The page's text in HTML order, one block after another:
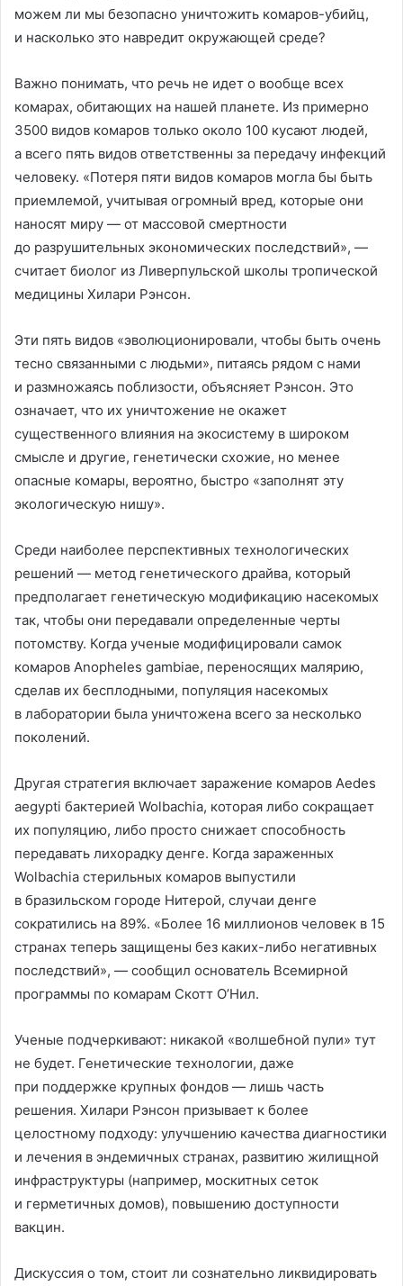
можем ли мы безопасно уничтожить комаров-убийц,
и насколько это навредит окружающей среде?
Важно понимать, что речь не идет о вообще всех
комарах, обитающих на нашей планете. Из примерно
3500 видов комаров только около 100 кусают людей,
а всего пять видов ответственны за передачу инфекций
человеку. «Потеря пяти видов комаров могла бы быть
приемлемой, учитывая огромный вред, которые они
наносят миру — от массовой смертности
до разрушительных экономических последствий», —
считает биолог из Ливерпульской школы тропической
медицины Хилари Рэнсон.
Эти пять видов «эволюционировали, чтобы быть очень
тесно связанными с людьми», питаясь рядом с нами
и размножаясь поблизости, объясняет Рэнсон. Это
означает, что их уничтожение не окажет
существенного влияния на экосистему в широком
смысле и другие, генетически схожие, но менее
опасные комары, вероятно, быстро «заполнят эту
экологическую нишу».
Среди наиболее перспективных технологических
решений — метод генетического драйва, который
предполагает генетическую модификацию насекомых
так, чтобы они передавали определенные черты
потомству. Когда ученые модифицировали самок
комаров Anopheles gambiae, переносящих малярию,
сделав их бесплодными, популяция насекомых
в лаборатории была уничтожена всего за несколько
поколений.
Другая стратегия включает заражение комаров Aedes
aegypti бактерией Wolbachia, которая либо сокращает
их популяцию, либо просто снижает способность
передавать лихорадку денге. Когда зараженных
Wolbachia стерильных комаров выпустили
в бразильском городе Нитерой, случаи денге
сократились на 89%. «Более 16 миллионов человек в 15
странах теперь защищены без каких-либо негативных
последствий», — сообщил основатель Всемирной
программы по комарам Скотт О’Нил.
Ученые подчеркивают: никакой «волшебной пули» тут
не будет. Генетические технологии, даже
при поддержке крупных фондов — лишь часть
решения. Хилари Рэнсон призывает к более
целостному подходу: улучшению качества диагностики
и лечения в эндемичных странах, развитию жилищной
инфраструктуры (например, москитных сеток
и герметичных домов), повышению доступности
вакцин.
Дискуссия о том, стоит ли сознательно ликвидировать